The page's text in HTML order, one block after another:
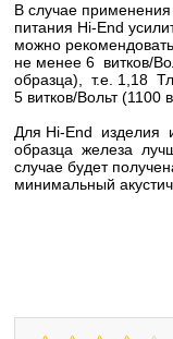
В случае
питания Hi-End
можно
не менее 6 витков/
образца), т.е. 1,18
5 витков/Вольт (1100
Для Hi-End изделия
образца железа
случае будет
минимальный